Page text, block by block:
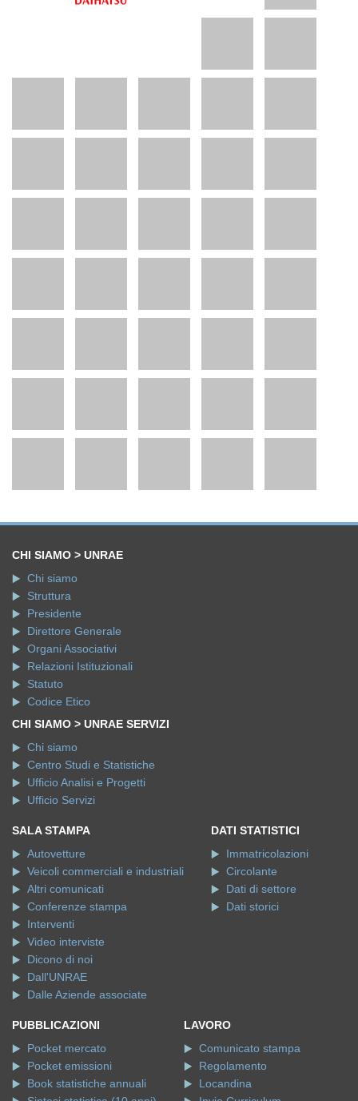
CHI SIAMO > UNRAE
Chi siamo
Struttura
Presidente
Direttore Generale
Organi Associativi
Relazioni Istituzionali
Statuto
Codice Etico
CHI SIAMO > UNRAE SERVIZI
Chi siamo
Centro Studi e Statistiche
Ufficio Analisi e Progetti
Ufficio Servizi
SALA STAMPA
Autovetture
Veicoli commerciali e industriali
Altri comunicati
Conferenze stampa
Interventi
Video interviste
Dicono di noi
Dall'UNRAE
Dalle Aziende associate
DATI STATISTICI
Immatricolazioni
Circolante
Dati di settore
Dati storici
PUBBLICAZIONI
Pocket mercato
Pocket emissioni
Book statistiche annuali
LAVORO
Comunicato stampa
Regolamento
Locandina